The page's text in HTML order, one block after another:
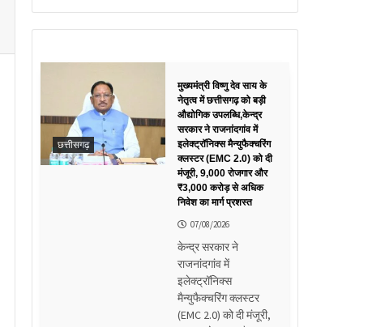
छत्तीसगढ़
मुख्यमंत्री विष्णु देव साय के
नेतृत्व में छत्तीसगढ़ को बड़ी
औद्योगिक उपलब्धि,केन्द्र
सरकार ने राजनांदगांव में
इलेक्ट्रॉनिक्स मैन्युफैक्चरिंग
क्लस्टर (EMC 2.0) को दी
मंजूरी, 9,000 रोजगार और
₹3,000 करोड़ से अधिक
निवेश का मार्ग प्रशस्त
07/08/2026
केन्द्र सरकार ने
राजनांदगांव में
इलेक्ट्रॉनिक्स
मैन्युफैक्चरिंग क्लस्टर
(EMC 2.0) को दी मंजूरी,